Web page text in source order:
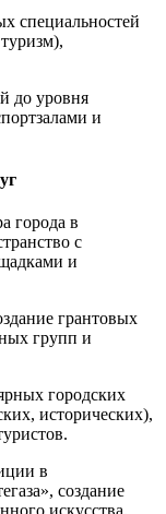
специальностей
до уровня
и
города в
с
и
грантовых
групп и
городских
исторических),
в
создание
искусства.